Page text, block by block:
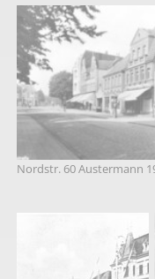
Nordstr. 60 Austermann